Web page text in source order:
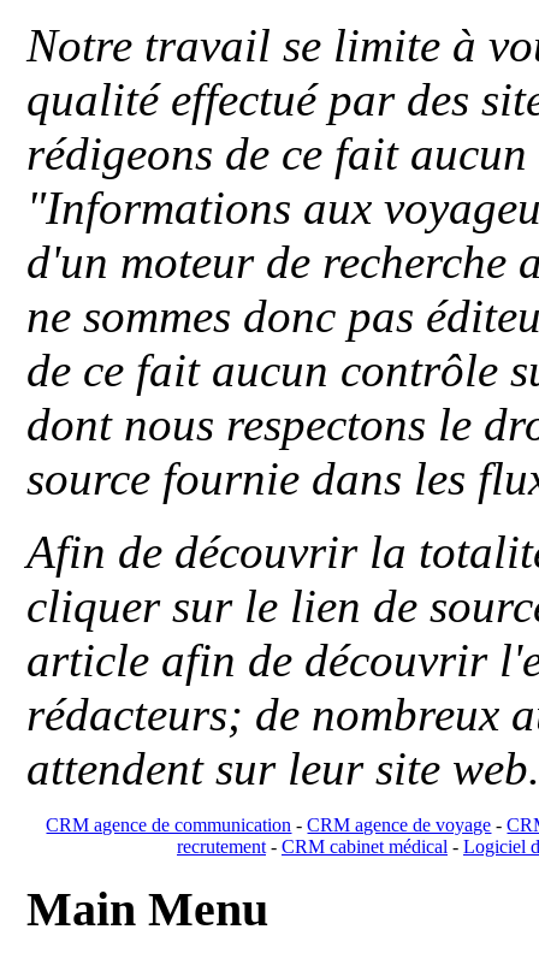
Notre travail se limite à
qualité effectué par des
rédigeons de ce fait
"Informations aux
d'un moteur de recherche
ne sommes donc pas
de ce fait aucun contrôle
dont nous respectons le
source fournie dans les
Afin de découvrir la
cliquer sur le lien de
article afin de découvrir
rédacteurs; de nombreux
attendent sur leur site
CRM agence de communication -CRM agence de voyage -
recrutement- CRM cabinet médical- Logiciel
Main Menu